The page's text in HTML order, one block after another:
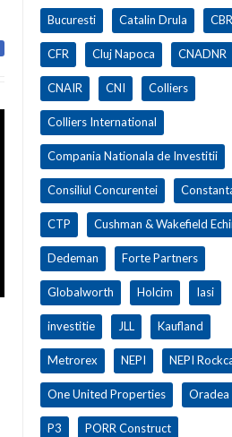
Bucuresti Catalin Drula
CFR Cluj Napoca CNADNR
CNAIR CNI Colliers
Colliers International
Compania Nationala de Investitii
Consiliul Concurentei
CTP Cushman & Wakefield
Dedeman Forte Partners
Globalworth Holcim Iasi
investitie JLL Kaufland
Metrorex NEPI NEPI
One United Properties Oradea
P3 PORR Construct